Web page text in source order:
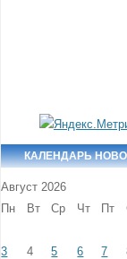
КАЛЕНДАРЬ
Август 2026
Пн
Вт Ср Чт Пт
3
4 5 6 7